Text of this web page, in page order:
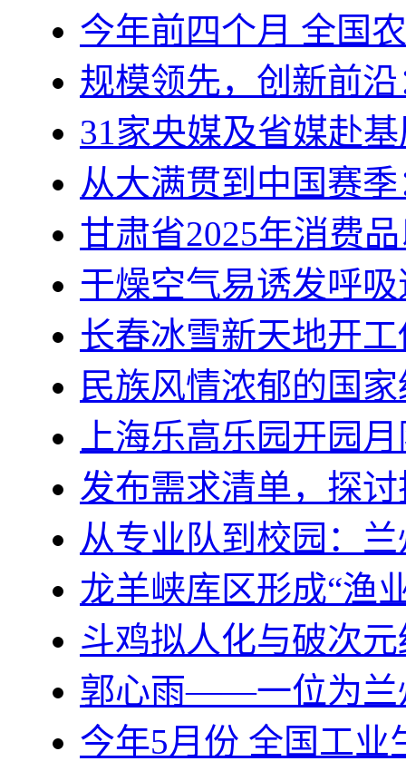
今年前四个月 全国
规模领先，创新前
31家央媒及省媒赴
从大满贯到中国赛
甘肃省2025年消费
干燥空气易诱发呼
长春冰雪新天地开
民族风情浓郁的国
上海乐高乐园开园
发布需求清单，探
从专业队到校园：
龙羊峡库区形成“渔
斗鸡拟人化与破次
郭心雨——一位为兰
今年5月份 全国工业